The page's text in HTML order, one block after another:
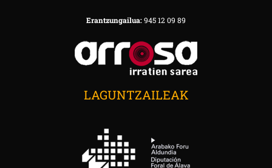
Erantzungailua:945 12 09 89
LAGUNTZAILEAK